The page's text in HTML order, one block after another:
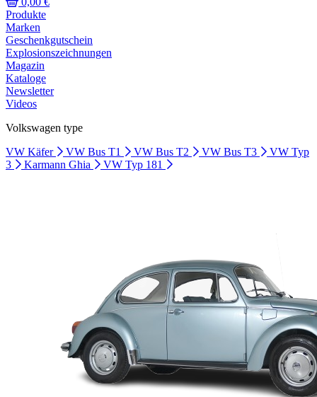
Produkte
Marken
Geschenkgutschein
Explosionszeichnungen
Magazin
Kataloge
Newsletter
Videos
Volkswagen type
VW Käfer
VW Bus T1 VW Bus T2 VW Bus T3
VW Typ
3
Karmann Ghia VW Typ 181